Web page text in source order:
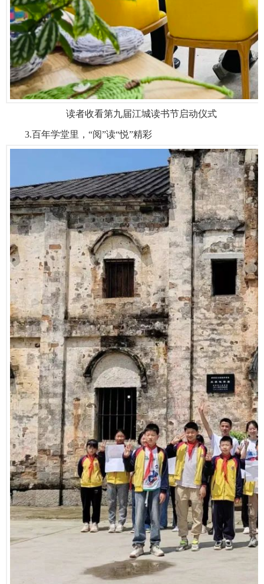
读者收看第九届江城读书节启动仪式
3.百年学堂里，“阅”读“悦”精彩